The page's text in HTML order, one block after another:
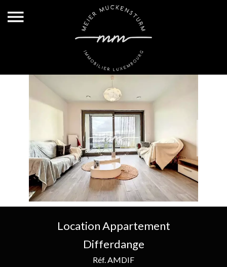
Location Appartement
Differdange
Réf. AMDIF